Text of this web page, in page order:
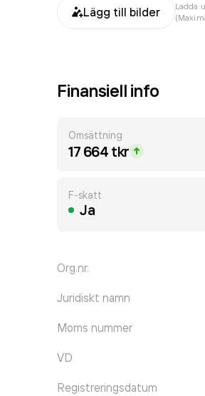
Lägg till bilder
Ladda
Finansiell info
Omsättning
17 664 tkr
F-skatt
Ja
Org.nr.
Juridiskt namn
Moms nummer
VD
Registreringsdatum